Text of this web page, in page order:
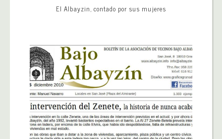
El Albayzin, contado por sus mujeres